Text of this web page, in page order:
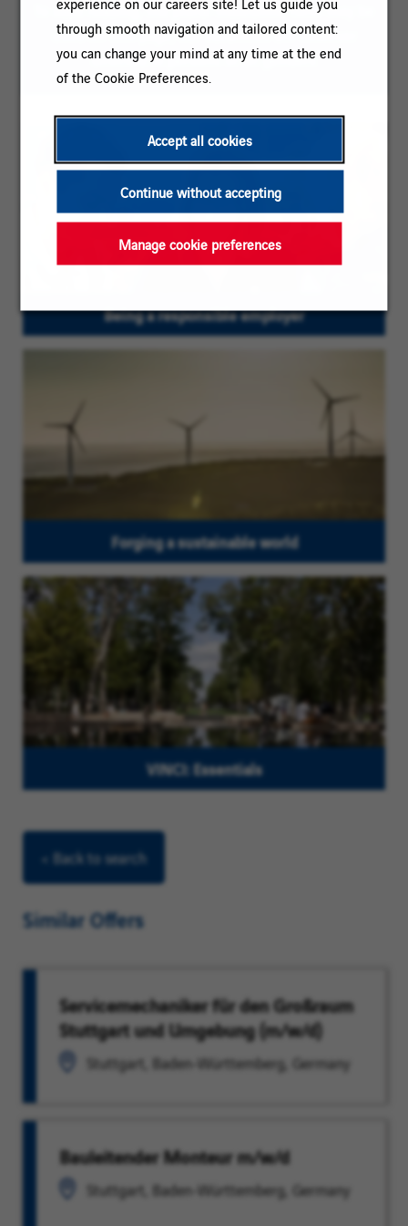
through smooth navigation and tailored content:
you can change your mind at any time at the end
of the Cookie Preferences.
Accept all cookies
Continue without accepting
Manage cookie preferences
To ease reading, the plural masculine form may be
used on this page; our vacancies are however
directed to persons of all genders
Being a responsible employer
Forging a sustainable world
VINCI: Essentials
< Back to search
Similar Offers
Servicemechaniker für den Großraum
Stuttgart und Umgebung (m/w/d)
Stuttgart, Baden-Württemberg, Germany
Bauleitender Monteur m/w/d
Stuttgart, Baden-Württemberg, Germany